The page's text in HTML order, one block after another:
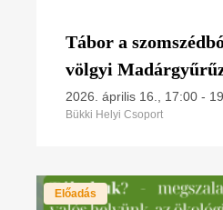
Tábor a
völgyi
éve
2026. április 16., 17:00 -
Bükki Helyi Csoport
Előadás